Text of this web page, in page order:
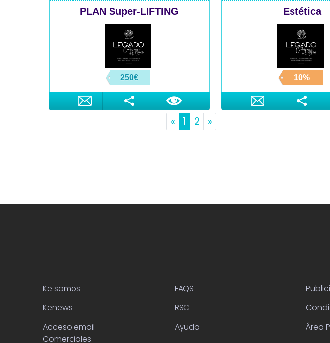
PLAN Super-LIFTING
250€
Estética
10%
« 1 2 »
Ke somos
Kenews
Acceso email
Comerciales
FAQS
RSC
Ayuda
Área